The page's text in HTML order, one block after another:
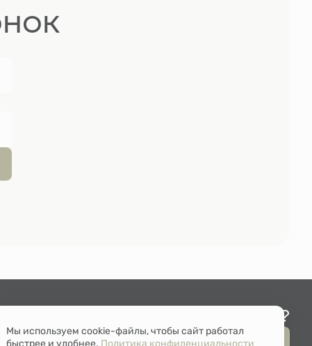
Остались вопросы?
Мы перезвоним
Мы используем cookie-файлы, чтобы сайт работал